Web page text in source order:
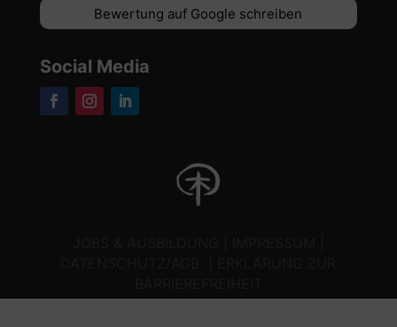
Bewertung auf Google schreiben
Social Media